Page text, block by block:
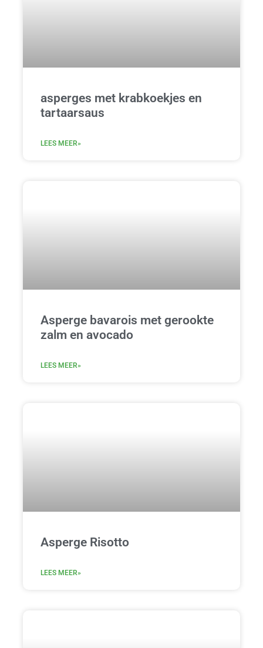
asperges met krabkoekjes en
tartaarsaus
LEES MEER»
Asperge bavarois met gerookte
zalm en avocado
LEES MEER»
Asperge Risotto
LEES MEER»